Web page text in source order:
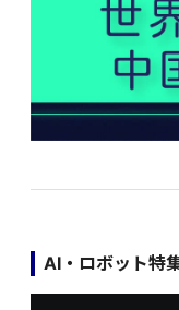
AI・ロボット特